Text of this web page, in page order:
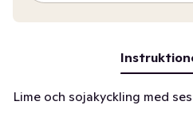
Lime och sojakyckling med